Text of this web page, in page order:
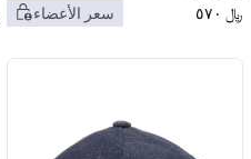
﷼ ٥٧٠ سعر الأعضاء